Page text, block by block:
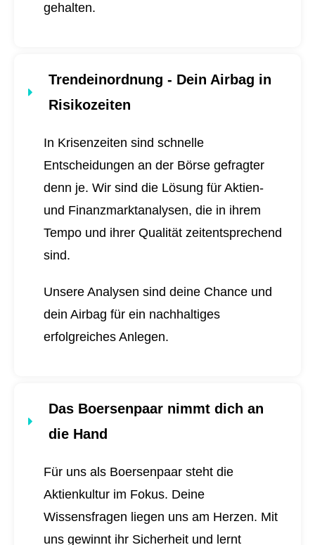
gehalten.
Trendeinordnung - Dein Airbag in
Risikozeiten
In Krisenzeiten sind schnelle
Entscheidungen an der Börse gefragter
denn je. Wir sind die Lösung für Aktien-
und Finanzmarktanalysen, die in ihrem
Tempo und ihrer Qualität zeitentsprechend
sind.
Unsere Analysen sind deine Chance und
dein Airbag für ein nachhaltiges
erfolgreiches Anlegen.
Das Boersenpaar nimmt dich an
die Hand
Für uns als Boersenpaar steht die
Aktienkultur im Fokus. Deine
Wissensfragen liegen uns am Herzen. Mit
uns gewinnt ihr Sicherheit und lernt